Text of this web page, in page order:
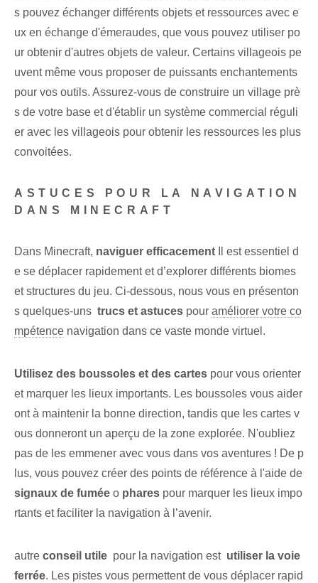
s pouvez échanger différents objets et ressources avec e
ux en échange d'émeraudes, que vous pouvez utiliser po
ur obtenir d'autres objets de valeur. Certains villageois pe
uvent même vous proposer de puissants enchantements
pour vos outils. Assurez-vous de construire un village prè
s de votre base et d'établir un système commercial réguli
er avec les villageois pour obtenir les ressources les plus
convoitées.
ASTUCES POUR LA NAVIGATION
DANS MINECRAFT
Dans Minecraft, naviguer efficacement Il est essentiel d
e se déplacer rapidement et d’explorer différents biomes
et structures du jeu. Ci-dessous, nous vous en présenton
s quelques-uns ⁣ trucs et astuces pour améliorer votre co
mpétence navigation dans ce vaste monde virtuel.
Utilisez des boussoles et des cartes pour vous orienter
et marquer les lieux importants. Les boussoles vous aider
ont à maintenir la bonne direction, tandis que les cartes v
ous donneront un aperçu de la zone explorée. ⁢N'oubliez
pas de les emmener avec vous dans vos aventures ! De p
lus, vous pouvez créer des points de référence à l'aide de
signaux de fumée o phares pour marquer ‌les lieux impo
rtants et faciliter ⁤la navigation à l’avenir.
autre conseil utile ⁢ pour la navigation est ⁤ utiliser la voie
ferrée. Les pistes vous permettent de vous déplacer rapid